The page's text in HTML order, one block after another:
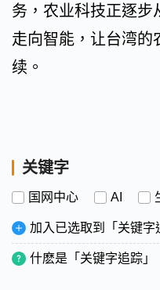
务，农业科技正逐步
走向智能，让台湾的
续。
关键字
国网中心 AI
加入已选取到「关键字
什麽是「关键字追踪」